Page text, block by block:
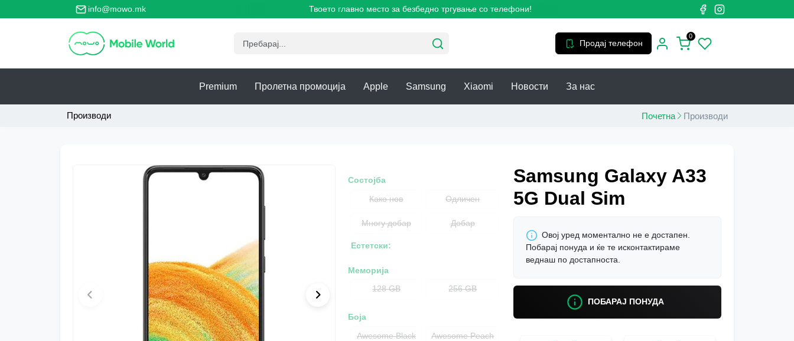
info@mowo.mk
место за безбедно тргување со телефони! Твоето главно место за безбедно тргување со телефони!
Продај телефон
0
Premium Пролетна промоција Apple Samsung Xiaomi Новости За нас
Производи Почетна Производи
Состојба
Како нов
Одличен
Многу добар Добар
Естетски:
Меморија
128 GB
256 GB
Боја
Awesome Black
Awesome Peach
Samsung Galaxy A33
5G Dual Sim
Овој уред моментално не е достапен.
Побарај понуда и ќе те исконтактираме
веднаш по достапноста.
ПОБАРАЈ ПОНУДА